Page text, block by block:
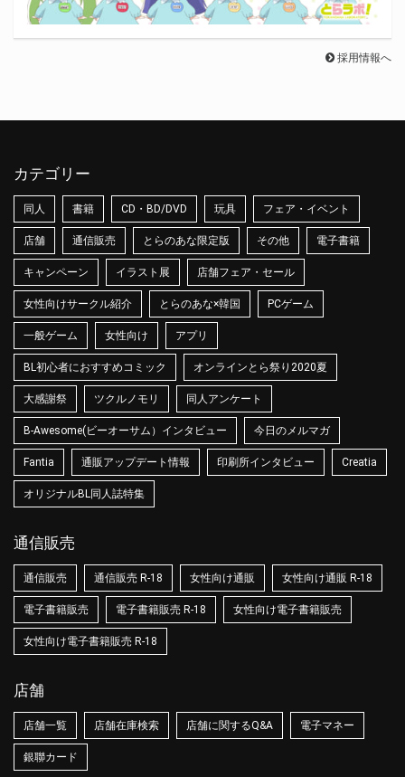
採用情報へ
カテゴリー
同人 書籍 CD・BD/DVD 玩具 フェア・イベント
店舗 通信販売 とらのあな限定版 その他 電子書籍
キャンペーン イラスト展 店舗フェア・セール
女性向けサークル紹介 とらのあな×韓国 PCゲーム
一般ゲーム 女性向け アプリ
BL初心者におすすめコミック オンラインとら祭り2020夏
大感謝祭 ツクルノモリ 同人アンケート
B-Awesome(ビーオーサム）インタビュー 今日のメルマガ
Fantia 通販アップデート情報 印刷所インタビュー Creatia
オリジナルBL同人誌特集
通信販売
通信販売 通信販売 R-18 女性向け通販 女性向け通販 R-18
電子書籍販売 電子書籍販売 R-18 女性向け電子書籍販売
女性向け電子書籍販売 R-18
店舗
店舗一覧 店舗在庫検索 店舗に関するQ&A 電子マネー
銀聯カード